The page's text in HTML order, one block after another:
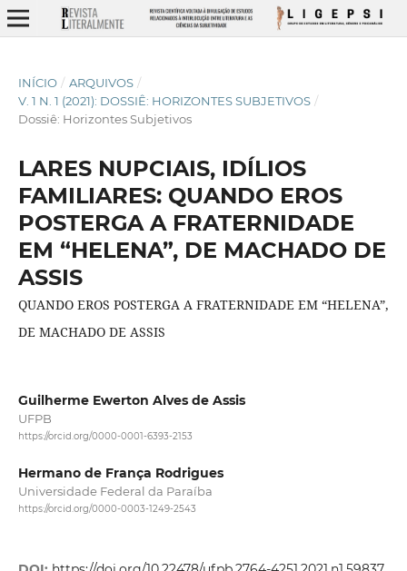
INÍCIO / ARQUIVOS /
V. 1 N. 1 (2021): DOSSIÊ: HORIZONTES SUBJETIVOS /
Dossiê: Horizontes Subjetivos
LARES NUPCIAIS, IDÍLIOS
FAMILIARES: QUANDO EROS
POSTERGA A FRATERNIDADE
EM “HELENA”, DE MACHADO DE
ASSIS
QUANDO EROS POSTERGA A FRATERNIDADE EM “HELENA”,
DE MACHADO DE ASSIS
Guilherme Ewerton Alves de Assis
UFPB
https://orcid.org/0000-0001-6393-2153
Hermano de França Rodrigues
Universidade Federal da Paraíba
https://orcid.org/0000-0003-1249-2543